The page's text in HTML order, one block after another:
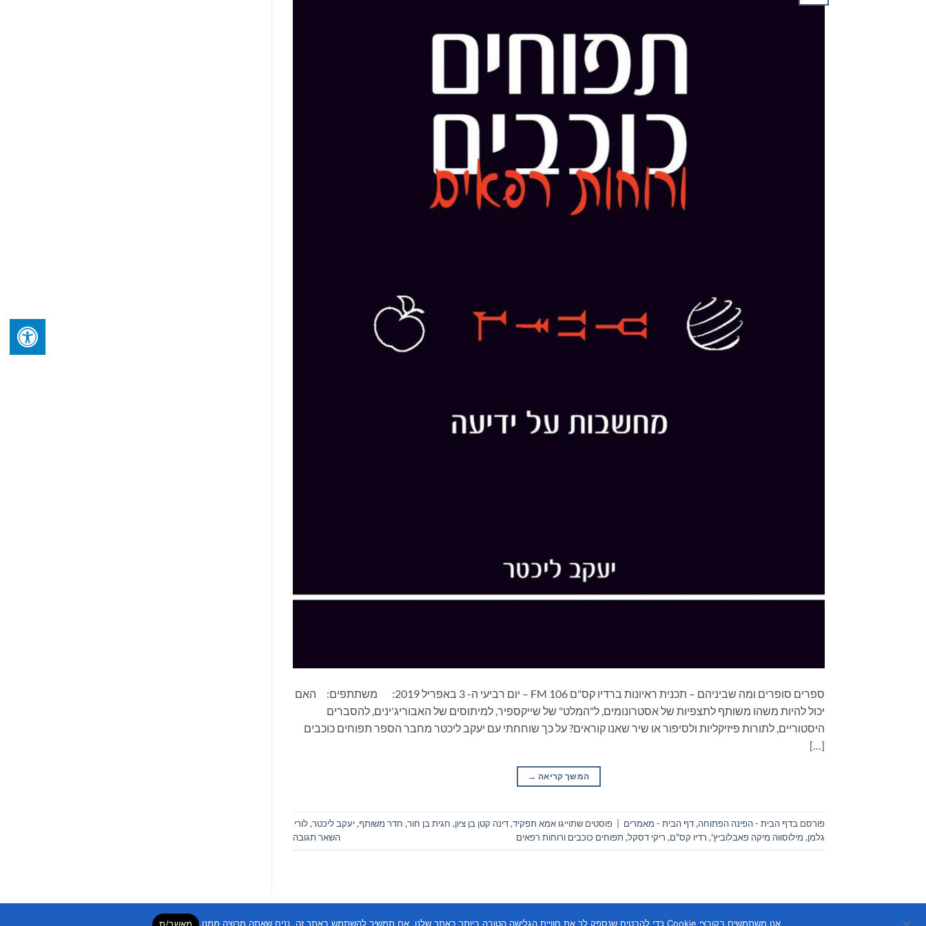
ספרים סופרים ומה שביניהם – תכנית ראיונות ברדיו קס"ם 106 FM – יום רביעי ה- 3 באפריל 2019: משתתפים: האם
יכול להיות משהו משותף לתצפיות של אסטרונומים, ל"המלט" של שייקספיר, למיתוסים של האבוריג'ינים, להסברים
היסטוריים, לתורות פיזיקליות ולסיפור או שיר שאנו קוראים? על כך שוחחתי עם יעקב ליכטר מחבר הספר תפוחים כוכבים
[…]
המשך קריאה →
פורסם בדף הבית - הפינה הפתוחה,דף הבית - מאמרים פוסטים שתוייגו אמא תפקיד,דינה קטן בן ציון, חגית בן חור, חדר משותף,יעקב ליכטר,לורי
גלמן, מילוסווה מיקה פאבלוביץ', רדיו קס"ם, ריקי דסקל, תפוחים כוכבים ורוחות רפאים השאר תגובה
אנו משתמשים בקובצי Cookie כדי להבטיח שנספק לך את חוויית הגלישה הטובה ביותר באתר שלנו. אם תמשיך להשתמש באתר זה, נניח שאתה מרוצה ממנו.